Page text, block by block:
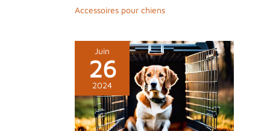
Accessoires pour chiens
Juin
26
2024